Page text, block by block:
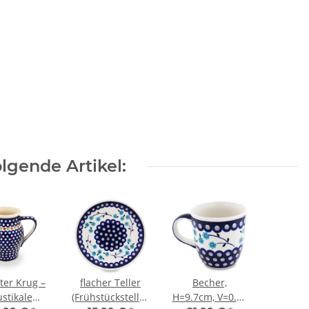
Artikel:
Krug –
flacher Teller
(Frühstücksteller)
Becher,
H=9.7cm, V=0.35